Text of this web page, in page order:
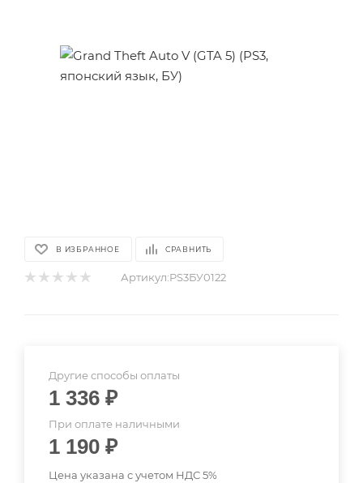
В ИЗБРАННОЕ СРАВНИТЬ
Артикул:PS3БУ0122
Другие способы оплаты
1 336 ₽
При оплате наличными
1 190 ₽
Цена указана с учетом НДС 5%